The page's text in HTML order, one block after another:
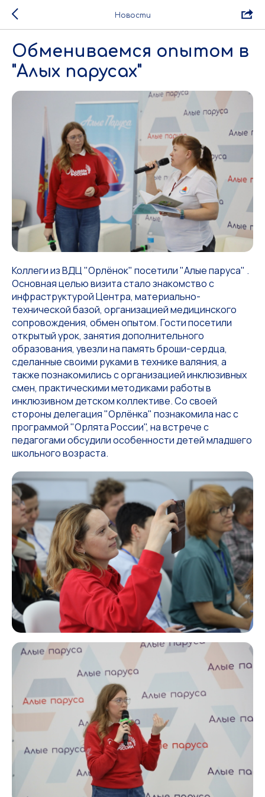
Новости
Обмениваемся опытом в
"Алых парусах"
Коллеги из ВДЦ "Орлёнок" посетили "Алые паруса" .
Основная целью визита стало знакомство с
инфраструктурой Центра, материально-
технической базой, организацией медицинского
сопровождения, обмен опытом. Гости посетили
открытый урок, занятия дополнительного
образования, увезли на память броши-сердца,
сделанные своими руками в технике валяния, а
также познакомились с организацией инклюзивных
смен, практическими методиками работы в
инклюзивном детском коллективе. Со своей
стороны делегация "Орлёнка" познакомила нас с
программой "Орлята России", на встрече с
педагогами обсудили особенности детей младшего
школьного возраста.